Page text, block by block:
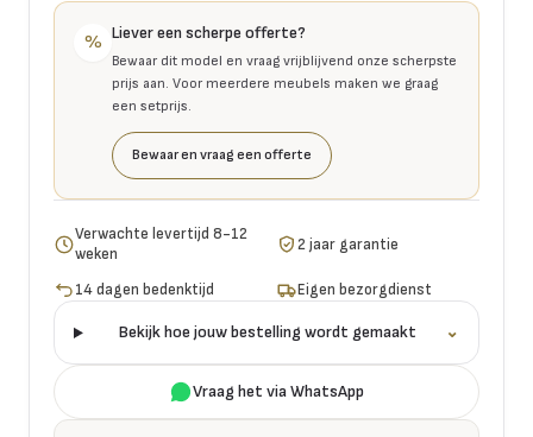
% Liever een scherpe offerte?
Bewaar dit model en vraag vrijblijvend onze scherpste
prijs aan. Voor meerdere meubels maken we graag
een setprijs.
Bewaar en vraag een offerte
Verwachte levertijd 8-12
weken
2 jaar garantie
14 dagen bedenktijd Eigen bezorgdienst
Bekijk hoe jouw bestelling wordt gemaakt ⌄
Vraag het via WhatsApp